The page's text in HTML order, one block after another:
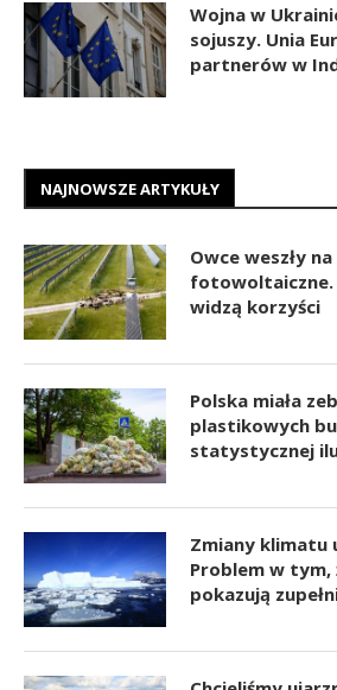
Wojna w
sojuszy. Unia
partnerów w
NAJNOWSZE ARTYKUŁY
Owce weszły
widzą korzyści
Polska miała
plastikowych
statystycznej
Zmiany klimatu
Problem w tym,
pokazują